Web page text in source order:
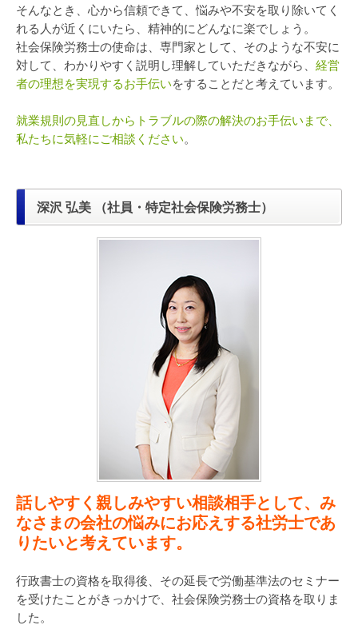
そんなとき、心から信頼できて、悩みや不安を取り除いてく
れる人が近くにいたら、精神的にどんなに楽でしょう。
社会保険労務士の使命は、専門家として、そのような不安に
対して、わかりやすく説明し理解していただきながら、 経営
者の理想を実現するお手伝いをすることだと考えています。
就業規則の見直しからトラブルの際の解決のお手伝いまで、
私たちに気軽にご相談ください。
深沢 弘美 （社員・特定社会保険労務士）
話しやすく親しみやすい相談相手として、み
なさまの会社の悩みにお応えする社労士であ
りたいと考えています。
行政書士の資格を取得後、その延長で労働基準法のセミナー
を受けたことがきっかけで、社会保険労務士の資格を取りま
した。